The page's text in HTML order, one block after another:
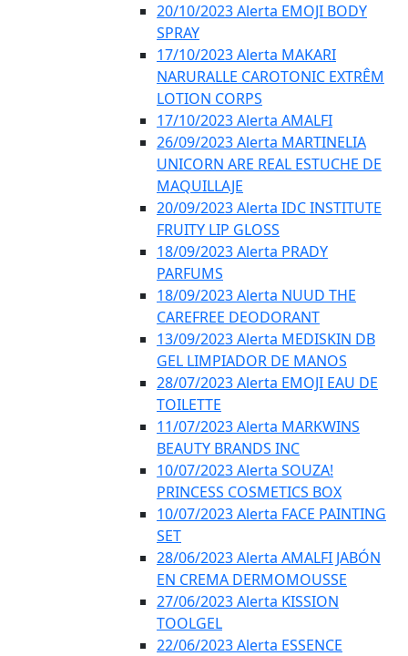
20/10/2023 Alerta EMOJI BODY
SPRAY
17/10/2023 Alerta MAKARI
NARURALLE CAROTONIC EXTRÊM
LOTION CORPS
17/10/2023 Alerta AMALFI
26/09/2023 Alerta MARTINELIA
UNICORN ARE REAL ESTUCHE DE
MAQUILLAJE
20/09/2023 Alerta IDC INSTITUTE
FRUITY LIP GLOSS
18/09/2023 Alerta PRADY
PARFUMS
18/09/2023 Alerta NUUD THE
CAREFREE DEODORANT
13/09/2023 Alerta MEDISKIN DB
GEL LIMPIADOR DE MANOS
28/07/2023 Alerta EMOJI EAU DE
TOILETTE
11/07/2023 Alerta MARKWINS
BEAUTY BRANDS INC
10/07/2023 Alerta SOUZA!
PRINCESS COSMETICS BOX
10/07/2023 Alerta FACE PAINTING
SET
28/06/2023 Alerta AMALFI JABÓN
EN CREMA DERMOMOUSSE
27/06/2023 Alerta KISSION
TOOLGEL
22/06/2023 Alerta ESSENCE